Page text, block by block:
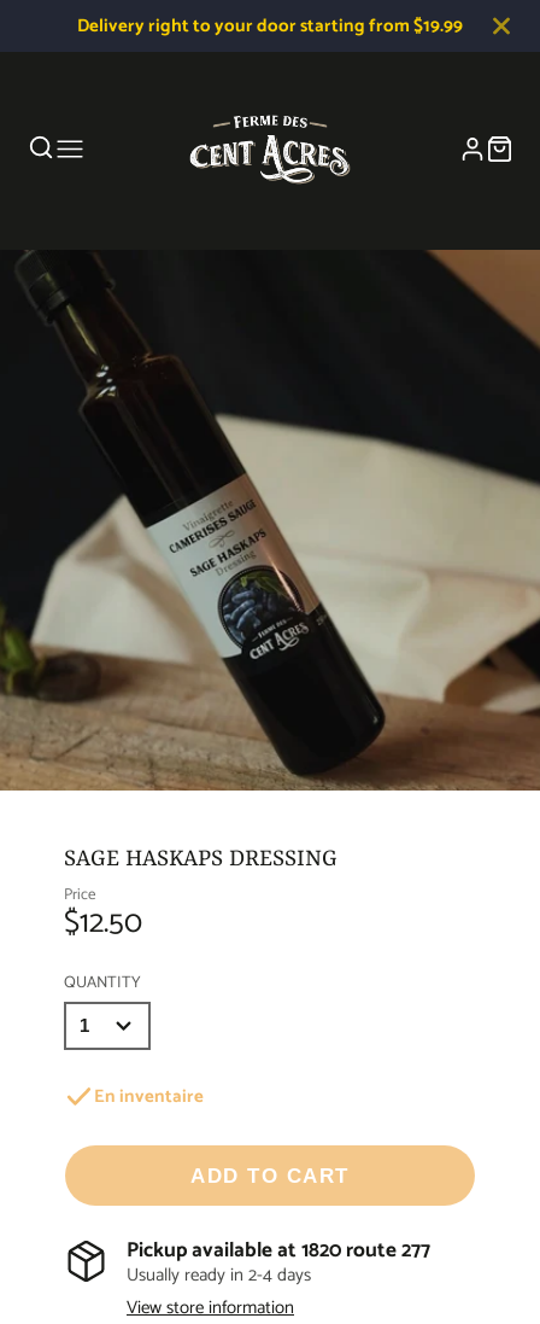
Delivery right to your door starting from $19.99
SAGE HASKAPS DRESSING
Price
$12.50
QUANTITY
En inventaire
ADD TO CART
Pickup available at1820 route 277
Usually ready in 2-4 days
View store information